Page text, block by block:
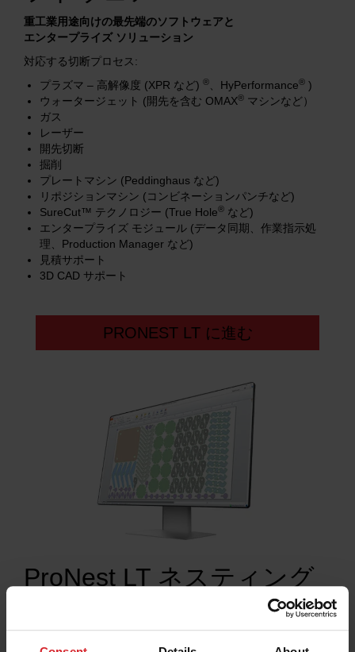
重工業用途向けの最先端のソフトウェアと
エンタープライズ ソリューション
対応する切断プロセス:
プラズマ – 高解像度 (XPR など) ®、HyPerformance® )
ウォータージェット (開先を含む OMAX® マシンなど）
ガス
レーザー
開先切断
掘削
プレートマシン (Peddinghaus など)
リポジションマシン (コンビネーションパンチなど)
SureCut™ テクノロジー (True Hole® など)
エンタープライズ モジュール (データ同期、作業指示処
理、Production Manager など)
見積サポート
3D CAD サポート
PRONEST LT に進む
ProNest LT ネスティング